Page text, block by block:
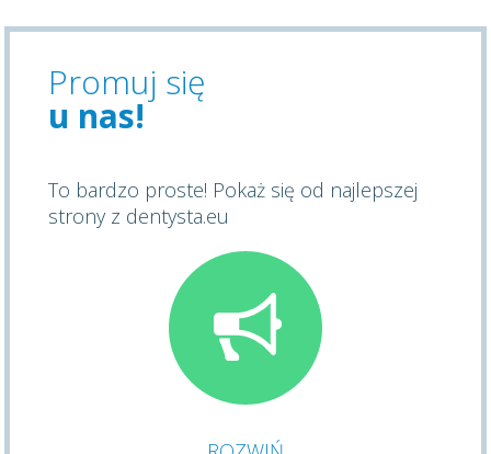
Promuj się
u nas!
To bardzo proste! Pokaż się od najlepszej
strony z dentysta.eu